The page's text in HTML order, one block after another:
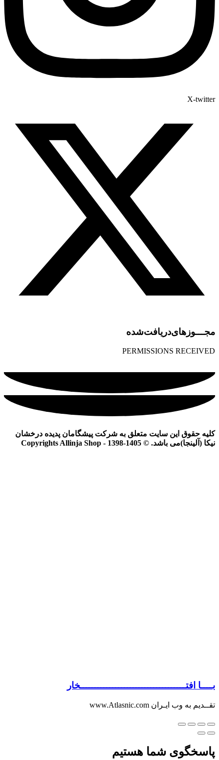
X-twitter
مجـــوز‌های‌دریافت‌شده
PERMISSIONS RECEIVED
کلیه حقوق این سایت متعلق به شرکت پیشگامان پدیده درخشان
نیکا (آلینجا)می باشد. © Copyrights Allinja Shop - 1398-1405
بــــا افتــــــــــــــــــــــــــــــــــــخار
تقــدیم به وب ایـران www.Atlasnic.com
پاسخگوی شما هستیم